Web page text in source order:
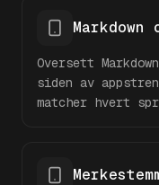
Oversett
siden av
matcher hvert